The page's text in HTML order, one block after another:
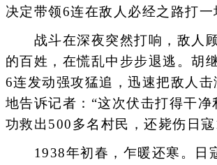
决定带领6连在敌人必经之路打一
战斗在深夜突然打响，敌人
的百姓，在慌乱中步步退逃。胡
6连发动强攻猛追，迅速把敌人击
地告诉记者：“这次伏击打得干净
功救出500多名村民，还毙伤日
1938年初春，乍暖还寒。日